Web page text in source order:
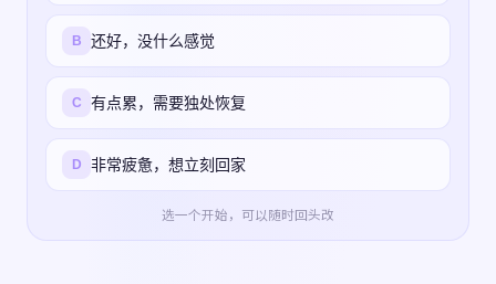
B 还好，没什么感觉
C 有点累，需要独处恢复
D 非常疲惫，想立刻回家
选一个开始，可以随时回头改